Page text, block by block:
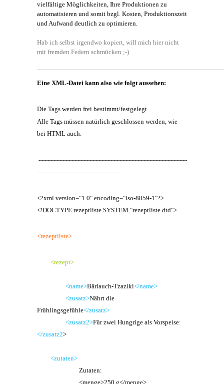
vielfältige Möglichkeiten, Ihre Produktionen zu
automatisieren und somit bzgl. Kosten, Produktionszeit
und Aufwand deutlich zu optimieren.
Hab ich selbst irgendwo kopiert, will mich hier nicht
mit fremden Federn schmücken ;-)
Eine XML-Datei kann also wie folgt aussehen:
Die Tags werden frei bestimmt/festgelegt
Alle Tags müssen natürlich geschlossen werden, wie
bei HTML auch.
---------------------------------------------------------------------------------------------------
---------------------------------------------------------
<?xml version="1.0" encoding="iso-8859-1"?>
<!DOCTYPE rezeptliste SYSTEM "rezeptliste.dtd">
<rezeptliste>
<rezept>
<name>Bärlauch-Tzaziki</name>
<zusatz>Nährt die
Frühlingsgefühle</zusatz>
<zusatz2>Für zwei Hungrige als Vorspeise:
</zusatz2>
<zutaten>
Zutaten:
<menge>250 g</menge>